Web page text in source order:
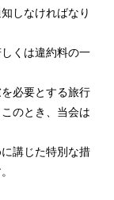
しなければなり
くは違約料の一
必要とする旅行
のとき、当会は
講じた特別な措